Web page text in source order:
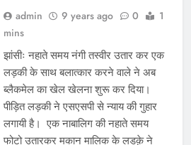
admin 9 years ago 0
1
mins
झांसीः नहाते समय नंगी तस्वीर उतार कर एक
लड़की के साथ बलात्कार करने वाले ने अब
ब्लैकमेल का खेल खेलना शुरू कर दिया।
पीड़ित लड़की ने एसएसपी से न्याय की गुहार
लगायी है। एक नाबालिग की नहाते समय
फोटो उतारकर मकान मालिक के लडक़े ने